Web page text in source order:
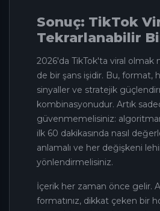
Sonuç: TikTok
Tekrarlanabilir
2026'da TikTok'ta viral olmak
de bir şans işidir. Bu, format,
sinyaller ve stratejik
kombinasyonudur. Artık
güvenmemelisiniz:
ilk 60 dakikasında nasıl
anlamalı ve her değişkeni
yönlendirmelisiniz.
İçerik her zaman önce gelir.
formatınız, dikkat çeken bir